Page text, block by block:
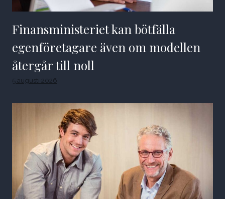
Finansministeriet kan bötfälla
egenföretagare även om modellen
återgår till noll
5 augusti 2026